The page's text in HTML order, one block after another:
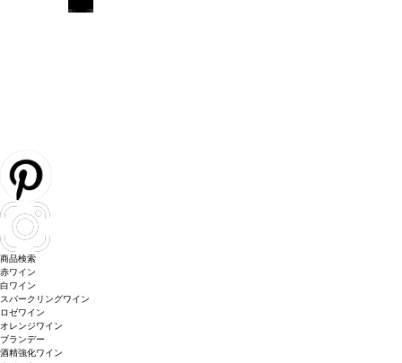
商品検索
赤ワイン
白ワイン
スパークリングワイン
ロゼワイン
オレンジワイン
ブランデー
酒精強化ワイン